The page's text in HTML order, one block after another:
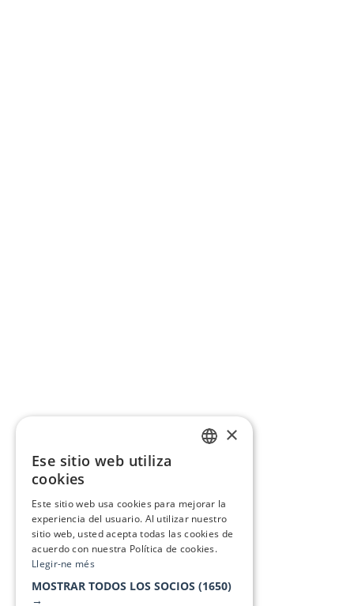
×
Ese sitio web utiliza
cookies
Este sitio web usa cookies para mejorar la
experiencia del usuario. Al utilizar nuestro
sitio web, usted acepta todas las cookies de
acuerdo con nuestra Política de cookies.
Llegir-ne més
MOSTRAR TODOS LOS SOCIOS (1650)
→